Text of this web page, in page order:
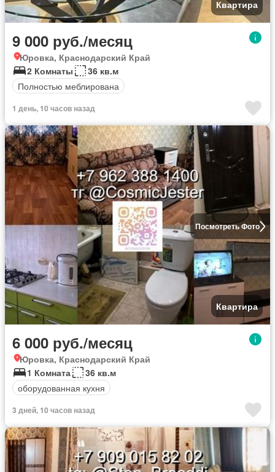
Квартира
9 000 руб./месяц
Юровка, Краснодарский Край
2 Комнаты
36 кв.м
Полностью меблирована
1 день, 10 часов назад
Посмотреть Фото
Квартира
6 000 руб./месяц
Юровка, Краснодарский Край
1 Комната
36 кв.м
оборудованная кухня
3 дней, 10 часов назад